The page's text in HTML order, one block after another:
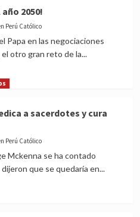
2050!
Perú Católico
Papa en las negociaciones
otro gran reto de la...
a sacerdotes y cura
Perú Católico
Mckenna se ha contado
que se quedaría en...